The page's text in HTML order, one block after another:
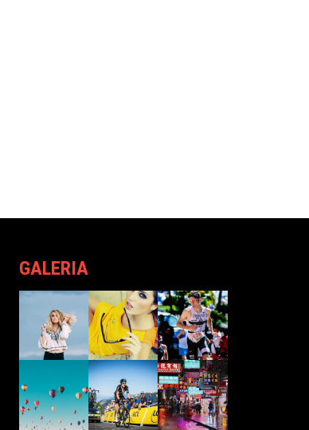
GALERIA